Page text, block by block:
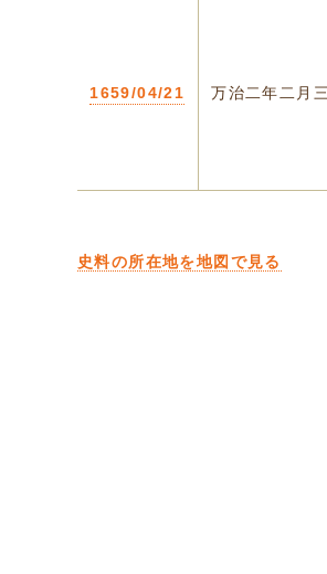
1659/04/21 万治二年二月
史料の所在地を地図で見る